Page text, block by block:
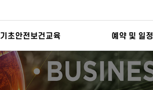
기초안전보건교육 예약 및 일정